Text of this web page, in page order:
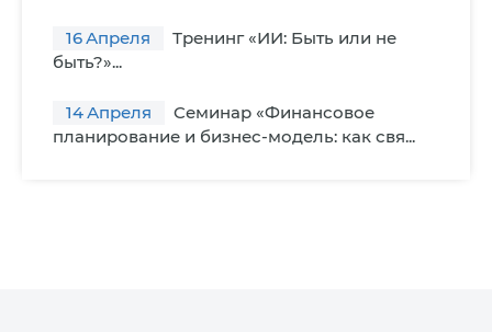
16Апреля
Тренинг «ИИ: Быть или не
быть?»...
14Апреля
Cеминар «Финансовое
планирование и бизнес-модель: как свя...